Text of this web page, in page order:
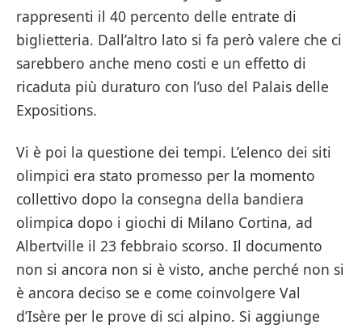
rappresenti il 40 percento delle entrate di
biglietteria. Dall’altro lato si fa però valere che ci
sarebbero anche meno costi e un effetto di
ricaduta più duraturo con l’uso del Palais delle
Expositions.
Vi è poi la questione dei tempi. L’elenco dei siti
olimpici era stato promesso per la momento
collettivo dopo la consegna della bandiera
olimpica dopo i giochi di Milano Cortina, ad
Albertville il 23 febbraio scorso. Il documento
non si ancora non si è visto, anche perché non si
è ancora deciso se e come coinvolgere Val
d’Isère per le prove di sci alpino. Si aggiunge